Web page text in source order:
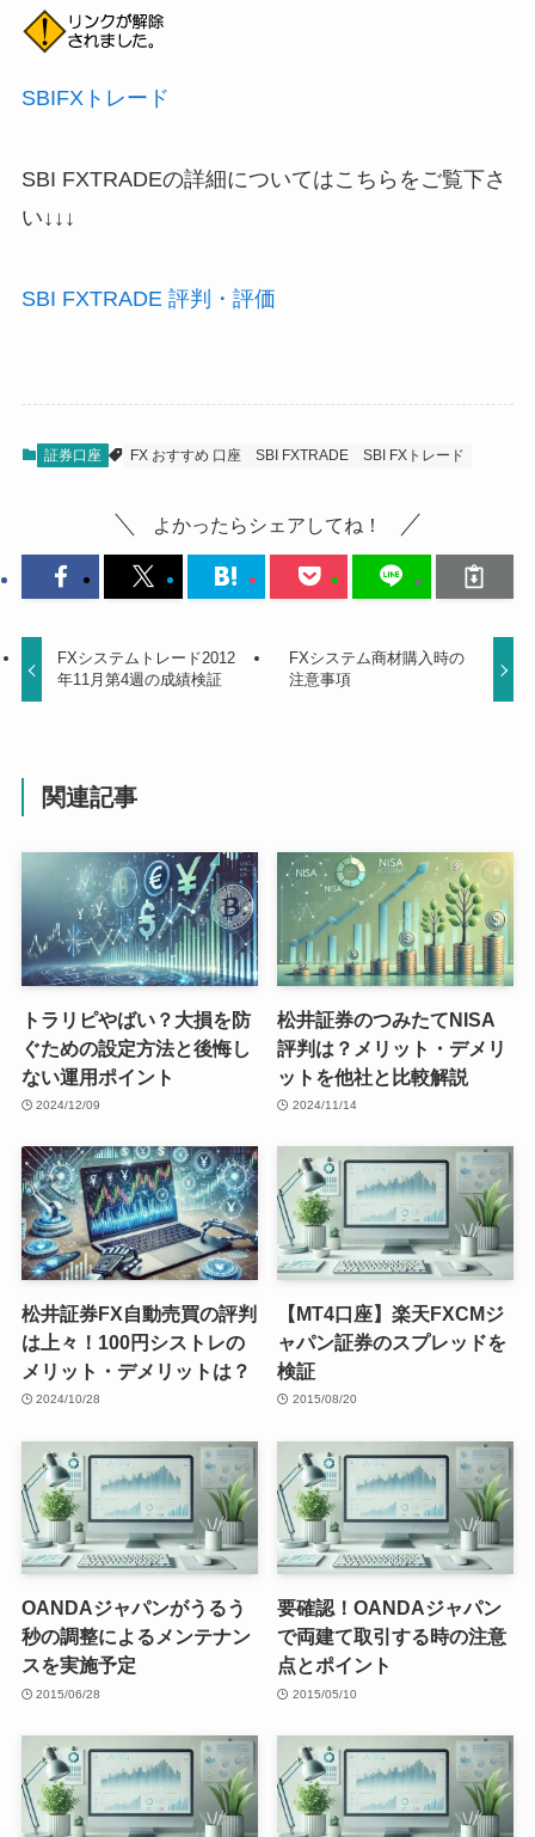
SBIFXトレード
SBI FXTRADEの詳細についてはこちらをご覧下さ
い↓↓↓
SBI FXTRADE 評判・評価
証券口座 FX おすすめ 口座 SBI FXTRADE SBI FXトレード
よかったらシェアしてね！
FXシステムトレード2012
年11月第4週の成績検証
FXシステム商材購入時の
注意事項
関連記事
トラリピやばい？大損を防
ぐための設定方法と後悔し
ない運用ポイント
2024/12/09
松井証券のつみたてNISA
評判は？メリット・デメリ
ットを他社と比較解説
2024/11/14
松井証券FX自動売買の評判
は上々！100円シストレの
メリット・デメリットは？
2024/10/28
【MT4口座】楽天FXCMジ
ャパン証券のスプレッドを
検証
2015/08/20
OANDAジャパンがうるう
秒の調整によるメンテナン
スを実施予定
2015/06/28
要確認！OANDAジャパン
で両建て取引する時の注意
点とポイント
2015/05/10